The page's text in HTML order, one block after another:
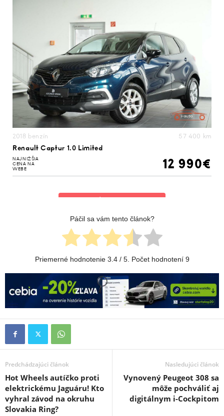
Páčil sa vám tento článok?
Priemerné hodnotenie 3.4/ 5. Počet hodnotení 9
Predchádzajúci článok
Hot Wheels autíčko proti
elektrickému Jaguáru! Kto
vyhral závod na okruhu
Slovakia Ring?
Nasledujúci článok
Vynovený Peugeot 308 sa
môže pochváliť aj
digitálnym i-Cockpitom